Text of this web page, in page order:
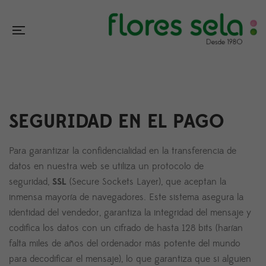
SEGURIDAD EN EL PAGO
Para garantizar la confidencialidad en la transferencia de
datos en nuestra web se utiliza un protocolo de
seguridad, SSL (Secure Sockets Layer), que aceptan la
inmensa mayoría de navegadores. Este sistema asegura la
identidad del vendedor, garantiza la integridad del mensaje y
codifica los datos con un cifrado de hasta 128 bits (harían
falta miles de años del ordenador más potente del mundo
para decodificar el mensaje), lo que garantiza que si alguien